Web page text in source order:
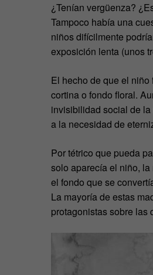
¿Tenían vergüenza?
Tampoco había una
niños difícilmente
exposición lenta (unos
El hecho de que el
cortina o fondo floral.
invisibilidad social de
a la necesidad de
Por tétrico que pueda
solo aparecía el niño,
el fondo que se
La mayoría de estas
protagonistas sobre las